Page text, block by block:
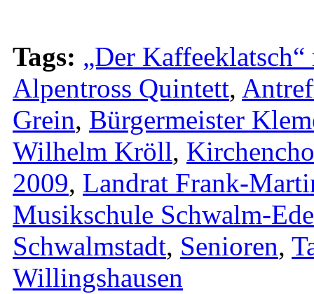
Tags: „Der
Alpentross Quintett,
Grein, Bürgermeister
Wilhelm Kröll,
2009, Landrat Frank-
Musikschule Schwalm-
Schwalmstadt, Senioren,
Willingshausen